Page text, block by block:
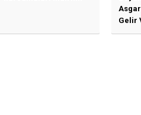
Gelir